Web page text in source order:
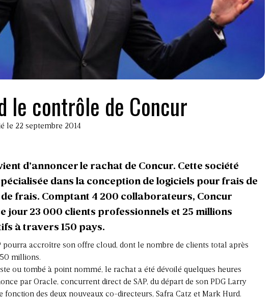
le contrôle de Concur
le 22 septembre 2014
d’annoncer le rachat de Concur. Cette société
dans la conception de logiciels pour frais de
frais. Comptant 4 200 collaborateurs, Concur
jour 23 000 clients professionnels et 25 millions
à travers 150 pays.
pourra accroître son offre cloud, dont le nombre de clients total après
50 millions.
ou tombé à point nommé, le rachat a été dévoilé quelques heures
par Oracle, concurrent direct de SAP, du départ de son PDG Larry
fonction des deux nouveaux co-directeurs, Safra Catz et Mark Hurd.